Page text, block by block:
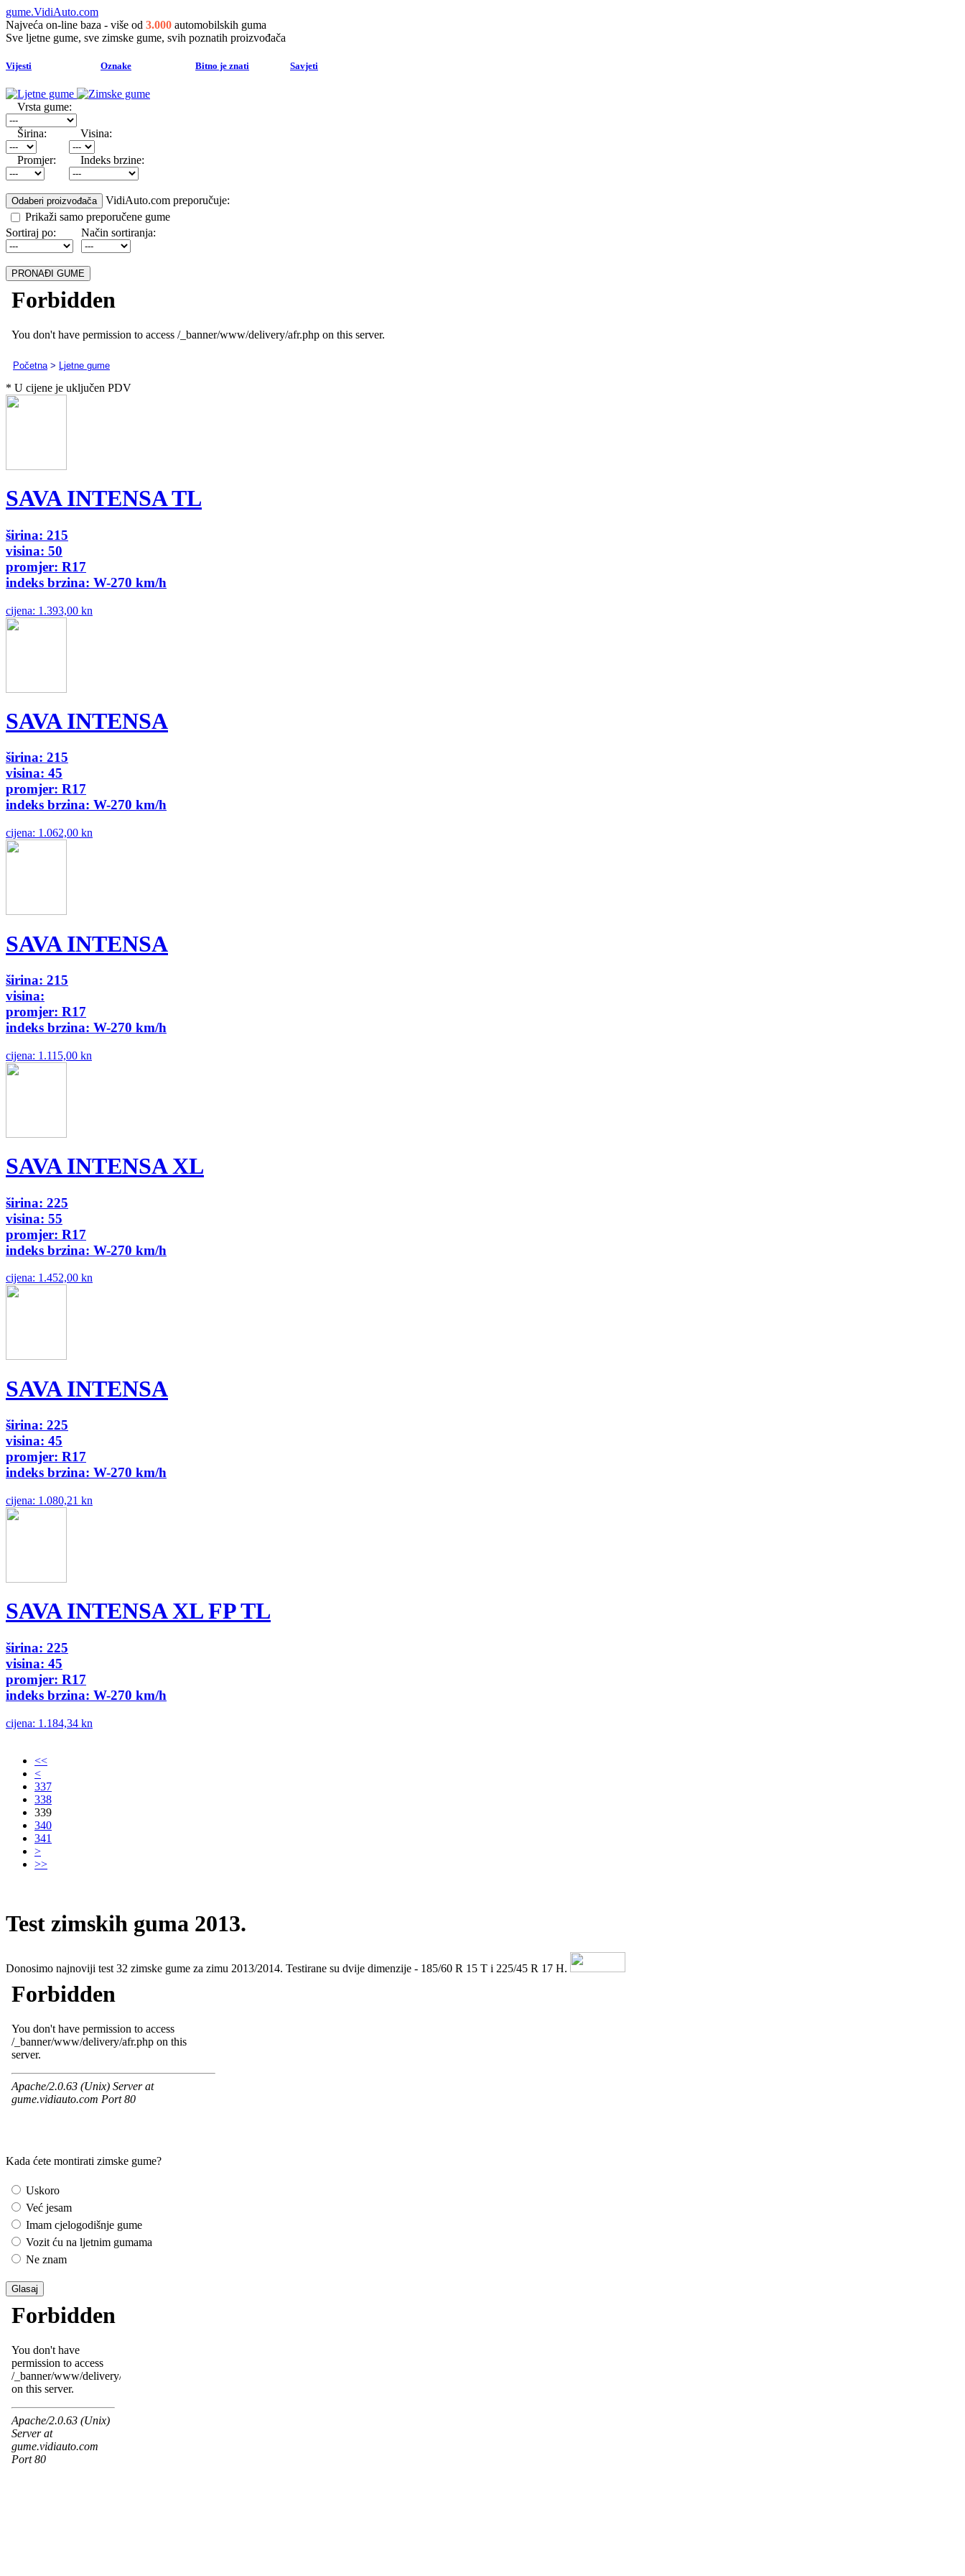
gume.VidiAuto.com
Najveća on-line baza - više od 3.000 automobilskih guma
Sve ljetne gume, sve zimske gume, svih poznatih proizvođača
Vijesti Oznake Bitno je znati Savjeti
Vrsta gume:
Širina: Visina:
Promjer: Indeks brzine:
VidiAuto.com preporučuje:
Prikaži samo preporučene gume
Sortiraj po:
Način sortiranja:
Početna> Ljetne gume
* U cijene je uključen PDV
SAVA INTENSA TL
širina: 215
visina: 50
promjer: R17
indeks brzina: W-270 km/h
cijena: 1.393,00 kn
SAVA INTENSA
širina: 215
visina: 45
promjer: R17
indeks brzina: W-270 km/h
cijena: 1.062,00 kn
SAVA INTENSA
širina: 215
visina:
promjer: R17
indeks brzina: W-270 km/h
cijena: 1.115,00 kn
SAVA INTENSA XL
širina: 225
visina: 55
promjer: R17
indeks brzina: W-270 km/h
cijena: 1.452,00 kn
SAVA INTENSA
širina: 225
visina: 45
promjer: R17
indeks brzina: W-270 km/h
cijena: 1.080,21 kn
SAVA INTENSA XL FP TL
širina: 225
visina: 45
promjer: R17
indeks brzina: W-270 km/h
cijena: 1.184,34 kn
<<
<
337
338
339
340
341
>
>>
Test zimskih guma 2013.
Donosimo najnoviji test 32 zimske gume za zimu 2013/2014. Testirane su dvije dimenzije - 185/60 R 15 T i 225/45 R 17 H.
Kada ćete montirati zimske gume?
Uskoro
Već jesam
Imam cjelogodišnje gume
Vozit ću na ljetnim gumama
Ne znam